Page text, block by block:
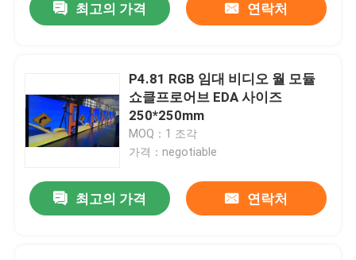
최고의 가격 연락처
P4.81 RGB 임대 비디오 월 모듈
쇼클프로어브 EDA 사이즈
250*250mm
MOQ：1 조각
가격：negotiable
최고의 가격 연락처